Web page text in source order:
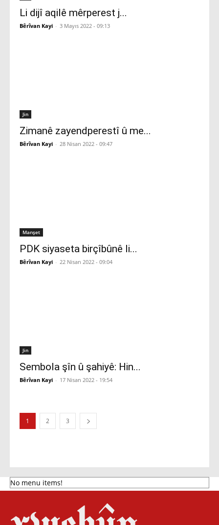
Li dijî aqilê mêrperest j...
Bêrîvan Kayi - 3 Mayıs 2022 - 09:13
Jin
Zimanê zayendperestî û me...
Bêrîvan Kayi - 28 Nisan 2022 - 09:47
Manşet
PDK siyaseta birçîbûnê li...
Bêrîvan Kayi - 22 Nisan 2022 - 09:04
Jin
Sembola şîn û şahiyê: Hin...
Bêrîvan Kayi - 17 Nisan 2022 - 19:54
1 2 3
No menu items!